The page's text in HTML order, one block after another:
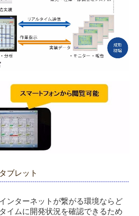
ブレット
インターネットが繋がる環境ならど
イムに開発状況を確認できるため